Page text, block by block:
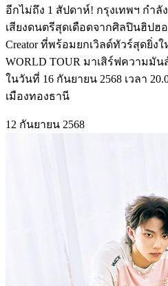
อีกไม่ถึง 1 สัปดาห์! กรุงเทพฯ กำ
เสียงดนตรีสุดเดือดจากศิลปินฮิปฮ
Creator ที่พร้อมยกเวิลด์ทัวร์สุดยิ่ง
WORLD TOUR มาเสิร์ฟความมั
ในวันที่ 16 กันยายน 2568 เวลา
เมืองทองธานี
12 กันยายน 2568